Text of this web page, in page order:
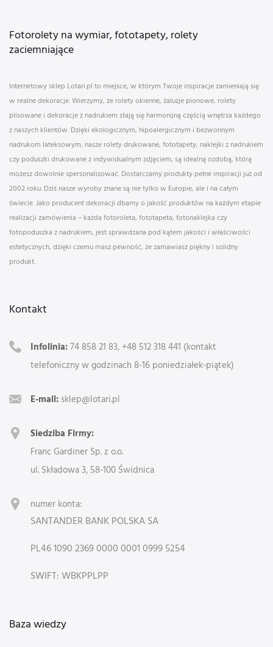
Fotorolety na wymiar, fototapety, rolety
zaciemniające
Internetowy sklep Lotari.pl to miejsce, w którym Twoje inspiracje zamieniają się
w realne dekoracje. Wierzymy, że rolety okienne, żaluzje pionowe, rolety
plisowane i dekoracje z nadrukiem stają się harmonijną częścią wnętrza każdego
z naszych klientów. Dzięki ekologicznym, hipoalergicznym i bezwonnym
nadrukom lateksowym, nasze rolety drukowane, fototapety, naklejki z nadrukiem
czy poduszki drukowane z indywidualnym zdjęciem, są idealną ozdobą, którą
możesz dowolnie spersonalizować. Dostarczamy produkty pełne inspiracji już od
2002 roku. Dziś nasze wyroby znane są nie tylko w Europie, ale i na całym
świecie. Jako producent dekoracji dbamy o jakość produktów na każdym etapie
realizacji zamówienia – każda fotoroleta, fototapeta, fotonaklejka czy
fotopoduszka z nadrukiem, jest sprawdzana pod kątem jakości i właściwości
estetycznych, dzięki czemu masz pewność, że zamawiasz piękny i solidny
produkt.
Kontakt
Infolinia:74 858 21 83, +48 512 318 441 (kontakt
telefoniczny w godzinach 8-16 poniedziałek-piątek)
E-mail: sklep@lotari.pl
Siedziba Firmy:
Franc Gardiner Sp. z o.o.
ul. Składowa 3, 58-100 Świdnica
numer konta:
SANTANDER BANK POLSKA SA
PL46 1090 2369 0000 0001 0999 5254
SWIFT: WBKPPLPP
Baza wiedzy